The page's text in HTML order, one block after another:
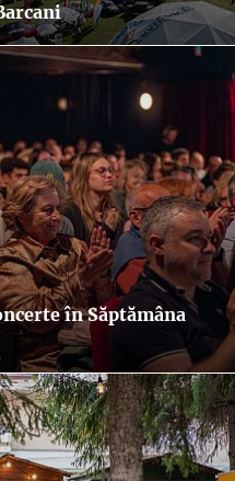
în Săptămâna